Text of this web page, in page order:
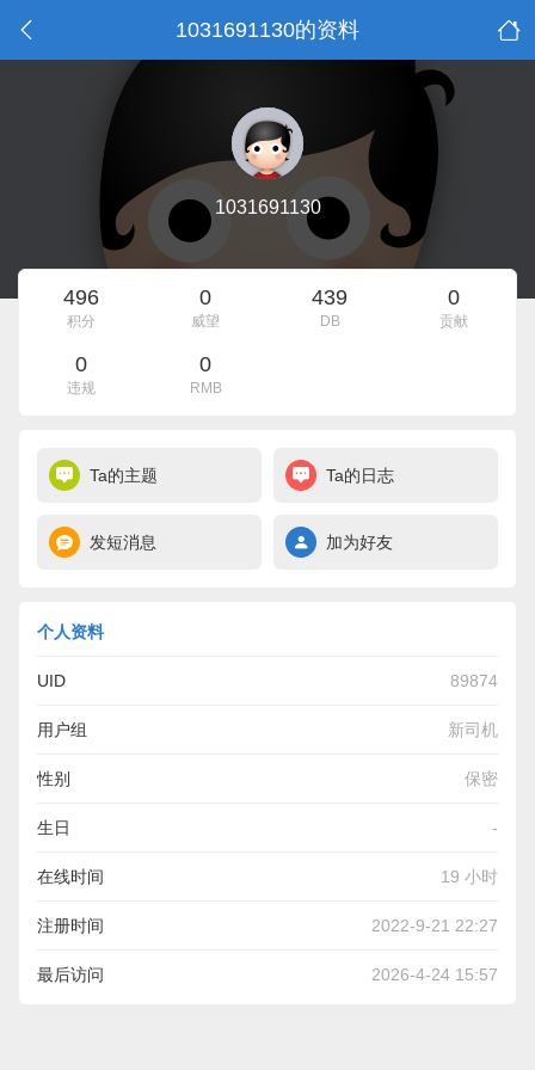
1031691130的资料
1031691130
496
积分
0
威望
439
DB
0
贡献
0
违规
0
RMB
Ta的主题 Ta的日志
发短消息 加为好友
个人资料
UID 89874
用户组 新司机
性别 保密
生日 -
在线时间 19 小时
注册时间 2022-9-21 22:27
最后访问 2026-4-24 15:57